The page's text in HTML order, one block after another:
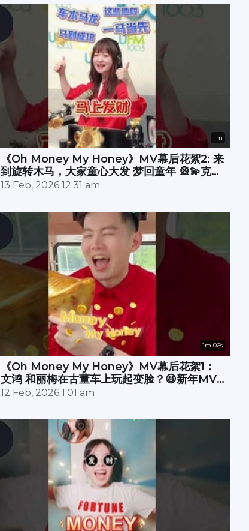
1m
《Oh Money My Honey》MV幕后花絮2: 来
到旋转木马，大家童心大发 梦回童年 🎡💫克敏
在直播室酷炫开唱 RAP 🎤🔥承尧和丽梅则拍摄
13 Feb, 2026 12:31 am
1m 06s
《Oh Money My Honey》MV幕后花絮1：
文鸿 和丽梅在古董车上玩起变脸？😆新年MV
拍摄现场还惊现财神爷？！🧧✨
12 Feb, 2026 1:01 am